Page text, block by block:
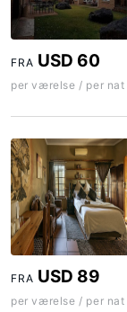
FRA USD 60
per værelse / per nat
FRA USD 89
per værelse / per nat